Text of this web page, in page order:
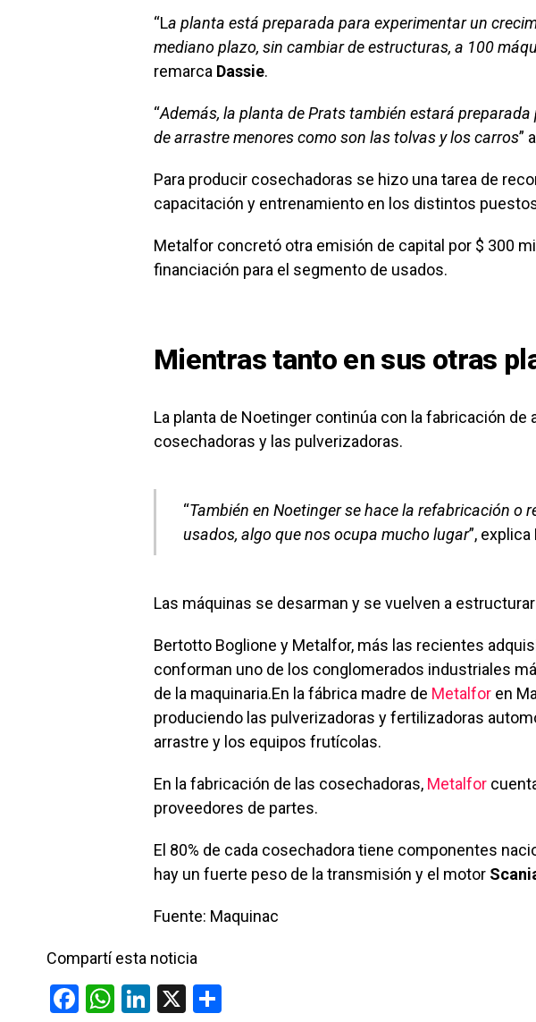
“La planta está preparada para experimentar un
mediano plazo, sin cambiar de estructuras, a 100
remarca Dassie.
“Además, la planta de Prats también estará
de arrastre menores como son las tolvas y los carros”
Para producir cosechadoras se hizo una tarea de
capacitación y entrenamiento en los distintos
Metalfor concretó otra emisión de capital por $ 300
financiación para el segmento de usados.
Mientras tanto en sus otras
La planta de Noetinger continúa con la fabricación de
cosechadoras y las pulverizadoras.
“También en Noetinger se hace la refabricación o
usados, algo que nos ocupa mucho lugar”, explica
Las máquinas se desarman y se vuelven a
Bertotto Boglione y Metalfor, más las recientes
conforman uno de los conglomerados industriales
de la maquinaria.En la fábrica madre de Metalfor en
produciendo las pulverizadoras y fertilizadoras
arrastre y los equipos frutícolas.
En la fabricación de las cosechadoras, Metalfor
proveedores de partes.
El 80% de cada cosechadora tiene componentes
hay un fuerte peso de la transmisión y el motor
Fuente: Maquinac
Compartí esta noticia
F
W Li
X